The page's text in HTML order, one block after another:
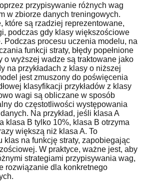
przypisywanie różnych wag
w zbiorze danych treningowych.
które są rzadziej reprezentowane,
podczas gdy klasy większościowe
Podczas procesu uczenia modelu, na
funkcji straty, błędy popełnione
o wyższej wadze są traktowane jako
na przykładach z klasy o niższej
jest zmuszony do poświęcenia
klasyfikacji przykładów z klasy
wagi są obliczane w sposób
do częstotliwości występowania
Na przykład, jeśli klasa A
klasa B tylko 10%, klasa B otrzyma
większą niż klasa A. To
klas na funkcję straty, zapobiegając
W praktyce, ważne jest, aby
strategiami przypisywania wag,
rozwiązanie dla konkretnego